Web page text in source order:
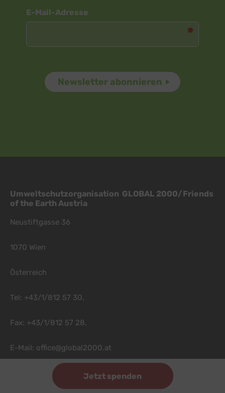
Jetzt spenden
E-Mail-Adresse
Umweltschutzorganisation GLOBAL 2000/Friends
of the Earth Austria
Neustiftgasse 36
1070 Wien
Österreich
Tel: +43/1/812 57 30,
Fax: +43/1/812 57 28,
E-Mail: office@global2000.at